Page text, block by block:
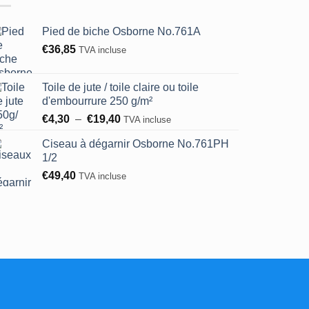
Pied de biche Osborne No.761A
€36,85 TVA incluse
Toile de jute / toile claire ou toile
d'embourrure 250 g/m²
€4,30 – €19,40Plage
prix :
à
TVA incluse
Ciseau à dégarnir Osborne No.761PH
1/2
€49,40 TVA incluse